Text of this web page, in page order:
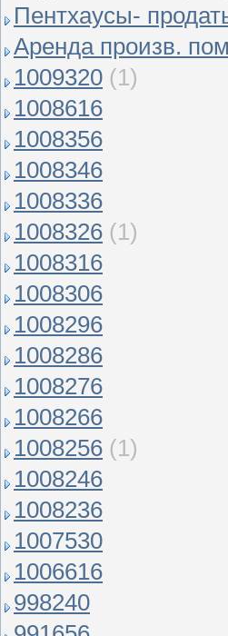
Пентхаусы-
Аренда произв.
1009320 (1)
1008616
1008356
1008346
1008336
1008326 (1)
1008316
1008306
1008296
1008286
1008276
1008266
1008256 (1)
1008246
1008236
1007530
1006616
998240